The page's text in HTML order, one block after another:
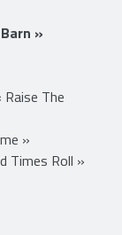
»
The
»
Times Roll »